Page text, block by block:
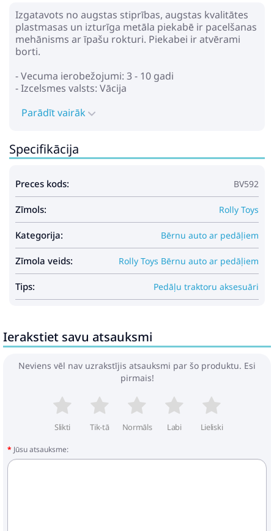
Izgatavots no augstas stiprības, augstas kvalitātes
plastmasas un izturīga metāla piekabē ir pacelšanas
mehānisms ar īpašu rokturi. Piekabei ir atvērami
borti.
- Vecuma ierobežojumi: 3 - 10 gadi
- Izcelsmes valsts: Vācija
Parādīt vairāk
Specifikācija
Preces kods: BV592
Zīmols: Rolly Toys
Kategorija: Bērnu auto ar pedāļiem
Zīmola veids: Rolly Toys Bērnu auto ar pedāļiem
Tips: Pedāļu traktoru aksesuāri
Ierakstiet savu atsauksmi
Neviens vēl nav uzrakstījis atsauksmi par šo produktu. Esi
pirmais!
Slikti Tik-tā Normāls Labi Lieliski
Jūsu atsauksme: